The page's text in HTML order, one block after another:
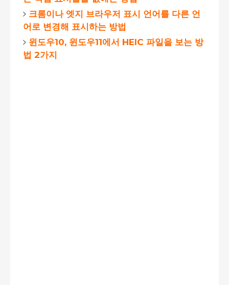
크롬이나 엣지 브라우저 표시 언어를 다른 언
어로 변경해 표시하는 방법
윈도우10, 윈도우11에서 HEIC 파일을 보는 방
법 2가지